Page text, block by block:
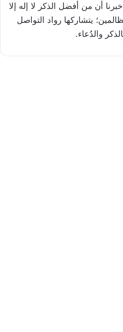
أن من أفضل الذكر لا إله إلا
يتشاركها رواد التواصل
والدُعاء.